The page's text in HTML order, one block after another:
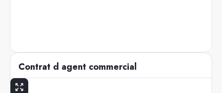
Contrat d agent commercial